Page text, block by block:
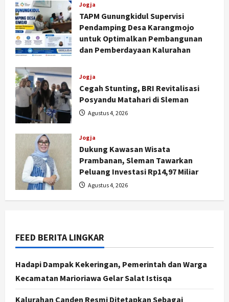
Jogja
TAPM Gunungkidul Supervisi
Pendamping Desa Karangmojo
untuk Optimalkan Pembangunan
dan Pemberdayaan Kalurahan
Jogja
Cegah Stunting, BRI Revitalisasi
Posyandu Matahari di Sleman
Agustus 4, 2026
Jogja
Dukung Kawasan Wisata
Prambanan, Sleman Tawarkan
Peluang Investasi Rp14,97 Miliar
Agustus 4, 2026
FEED BERITA LINGKAR
Hadapi Dampak Kekeringan, Pemerintah dan Warga
Kecamatan Marioriawa Gelar Salat Istisqa
Kalurahan Canden Resmi Ditetapkan Sebagai
BRIN Kembangkan Sepatu Murah
Mulai Rp75 Ribu untuk Sekolah
Rakyat
Agustus 7, 2026
3
Jogja
Gen Z Belajar Meracik Lulur Khas
Agustus 6, 2026
Jasa Marga Pastikan Pembangunan
Tol Jogja-Solo Segera Rampung,
Progres 98 Persen